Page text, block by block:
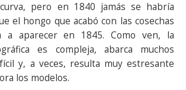
pero en 1840 jamás se habría
el hongo que acabó con las cosechas
a aparecer en 1845. Como ven, la
es compleja, abarca muchos
y, a veces, resulta muy estresante
los modelos.